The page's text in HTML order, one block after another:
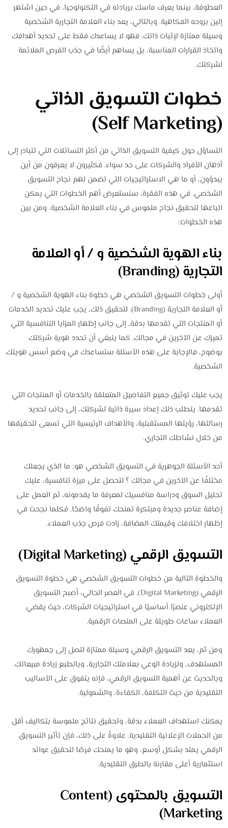
العطوفة، بينما يعرف ماسك بريادته في التكنولوجيا، في حين اشتهر
إلين بروحه الفكاهية. وبالتالي، يعد بناء العلامة التجارية الشخصية
وسيلة ممتازة لإثبات ذاتك. فهو لا يساعدك فقط على تحديد أهدافك
واتخاذ القرارات المناسبة، بل يساهم أيضًا في جذب الفرص الملائمة
لشركتك.
خطوات التسويق الذاتي
(Self Marketing)
التساؤل حول كيفية التسويق الذاتي من أكثر التسائلات التي تتبادر إلى
أذهان الأفراد والشركات على حد سواء. فكثيرون لا يعرفون من أين
يبدؤون، أو ما هي الاستراتيجيات التي تضمن لهم نجاح التسويق
الشخصي. في هذه الفقرة، سنستعرض أهم الخطوات التي يمكن
اتباعها لتحقيق نجاح ملموس في بناء العلامة الشخصية، ومن بين
هذه الخطوات:
بناء الهوية الشخصية و / أو العلامة
التجارية (Branding)
أولى خطوات التسويق الشخصي هي خطوة بناء الهوية الشخصية و /
أو العلامة التجارية (Branding). لتحقيق ذلك، يجب عليك تحديد الخدمات
أو المنتجات التي تقدمها بدقة، إلى جانب إظهار المزايا التنافسية التي
تميزك عن الآخرين في مجالك. كما ينبغي أن تحدد هوية شركتك
بوضوح، فالإجابة على هذه الأسئلة ستساعدك في وضع أسس هويتك
الشخصية.
يجب عليك توثيق جميع التفاصيل المتعلقة بالخدمات أو المنتجات التي
تقدمها. يتطلب ذلك إعداد سيرة ذاتية لشركتك، إلى جانب تحديد
رسالتها، رؤيتها المستقبلية، والأهداف الرئيسية التي تسعى لتحقيقها
من خلال نشاطك التجاري.
أحد الأسئلة الجوهرية في التسويق الشخصي هو: ما الذي يجعلك
مختلفًا عن الآخرين في مجالك ؟ لتحصل على ميزة تنافسية، عليك
تحليل السوق ودراسة منافسيك لمعرفة ما يقدمونه، ثم العمل على
إضافة عناصر جديدة ومبتكرة تمنحك تفوقًا واضحًا. فكلما نجحت في
إظهار اختلافك وقيمتك المضافة، زادت فرص جذب العملاء.
التسويق الرقمي (Digital Marketing)
والخطوة التالية من خطوات التسويق الشخصي هي خطوة التسويق
الرقمي (Digital Marketing). في العصر الحالي، أصبح التسويق
الإلكتروني عنصرًا أساسيًا في استراتيجيات الشركات، حيث يقضي
العملاء ساعات طويلة على المنصات الرقمية.
ومن ثم، يعد التسويق الرقمي وسيلة ممتازة لتصل إلى جمهورك
المستهدف، ولزيادة الوعي بعلامتك التجارية، وبالطبع زيادة مبيعاتك.
وبالحديث عن أهمية التسويق الرقمي، فإنه يتفوق على الأساليب
التقليدية من حيث التكلفة، الكفاءة، والشمولية.
يمكنك استهداف العملاء بدقة، وتحقيق نتائج ملموسة بتكاليف أقل
من الحملات الإعلانية التقليدية. علاوةً على ذلك، فإن تأثير التسويق
الرقمي يمتد بشكل أوسع، وهو ما يمنحك فرصًا لتحقيق عوائد
استثمارية أعلى مقارنة بالطرق التقليدية.
التسويق بالمحتوى (Content
Marketing)